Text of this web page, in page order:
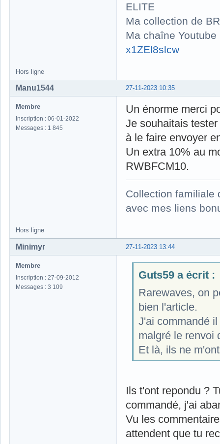
ELITE
Ma collection de
Ma chaîne
x1ZEl8slcw
Hors ligne
27-11-2023 10:35
Manu1544
Membre
Inscription : 06-01-2022
Messages : 1 845
Un énorme merci
Je souhaitais
à le faire envoyer
Un extra 10% au
RWBFCM10.
Collection familiale
avec mes liens
Hors ligne
27-11-2023 13:44
Minimyr
Membre
Inscription : 27-09-2012
Messages : 3 109
Guts59 a écrit :
Rarewaves, on
bien l'article.
J'ai commandé
malgré le renvoi
Et là, ils ne
Ils t'ont repondu ?
commandé, j'ai
Vu les
attendent que tu